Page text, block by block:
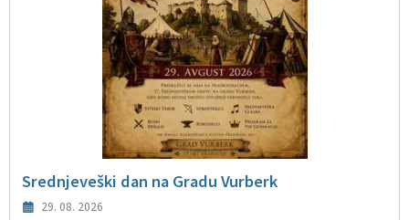
Srednjeveški dan na Gradu Vurberk
29. 08. 2026